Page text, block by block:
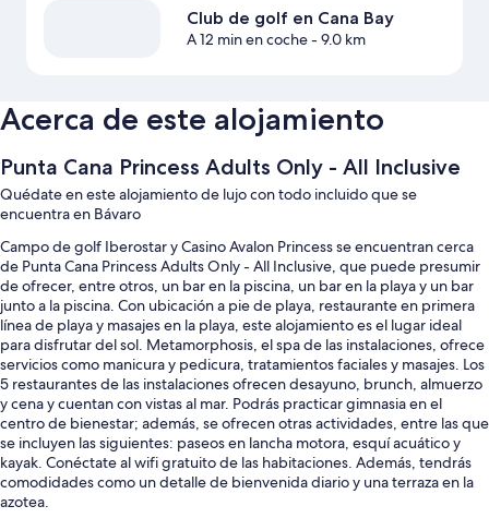
Club de golf en Cana Bay
A 12 min en coche- 9.0 km
Acerca de este alojamiento
Punta Cana Princess Adults Only - All Inclusive
Quédate en este alojamiento de lujo con todo incluido que se
encuentra en Bávaro
Campo de golf Iberostar y Casino Avalon Princess se encuentran cerca
de Punta Cana Princess Adults Only - All Inclusive, que puede presumir
de ofrecer, entre otros, un bar en la piscina, un bar en la playa y un bar
junto a la piscina. Con ubicación a pie de playa, restaurante en primera
línea de playa y masajes en la playa, este alojamiento es el lugar ideal
para disfrutar del sol. Metamorphosis, el spa de las instalaciones, ofrece
servicios como manicura y pedicura, tratamientos faciales y masajes. Los
5 restaurantes de las instalaciones ofrecen desayuno, brunch, almuerzo
y cena y cuentan con vistas al mar. Podrás practicar gimnasia en el
centro de bienestar; además, se ofrecen otras actividades, entre las que
se incluyen las siguientes: paseos en lancha motora, esquí acuático y
kayak. Conéctate al wifi gratuito de las habitaciones. Además, tendrás
comodidades como un detalle de bienvenida diario y una terraza en la
azotea.